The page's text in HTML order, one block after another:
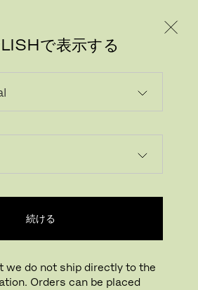
で表示する
続ける
we do not ship directly to the
Orders can be placed